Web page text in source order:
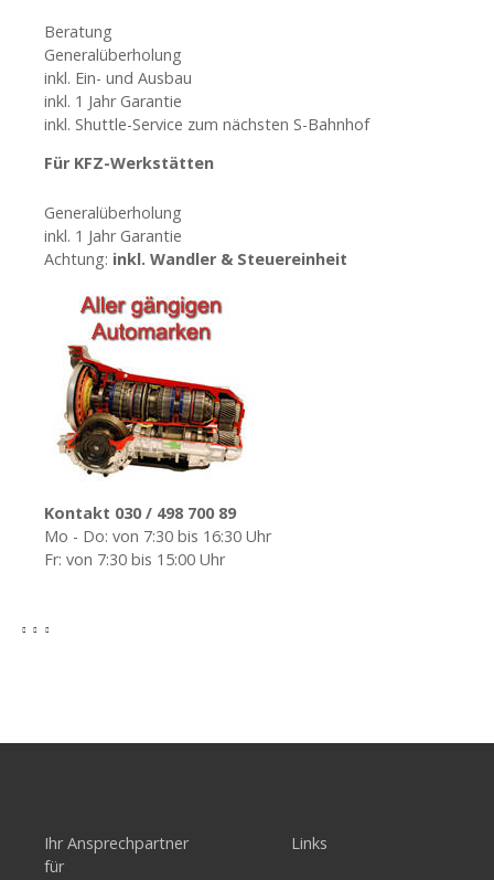
Beratung
Generalüberholung
inkl. Ein- und Ausbau
inkl. 1 Jahr Garantie
inkl. Shuttle-Service zum nächsten S-Bahnhof
Für KFZ-Werkstätten
Generalüberholung
inkl. 1 Jahr Garantie
Achtung: inkl. Wandler & Steuereinheit
Kontakt 030 / 498 700 89
Mo - Do: von 7:30 bis 16:30 Uhr
Fr: von 7:30 bis 15:00 Uhr
Ihr Ansprechpartner
für
Links